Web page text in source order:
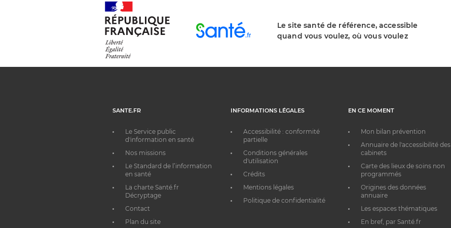
Le site santé de référence, accessible
quand vous voulez, où vous voulez
SANTE.FR
Le Service public
d'information en santé
Nos missions
Le Standard de l’information
en santé
La charte Santé.fr
Décryptage
Contact
Plan du site
INFORMATIONS LÉGALES
Accessibilité : conformité
partielle
Conditions générales
d'utilisation
Crédits
Mentions légales
Politique de confidentialité
EN CE MOMENT
Mon bilan prévention
Annuaire de l'accessibilité des
cabinets
Carte des lieux de soins non
programmés
Origines des données
annuaire
Les espaces thématiques
En bref, par Santé.fr